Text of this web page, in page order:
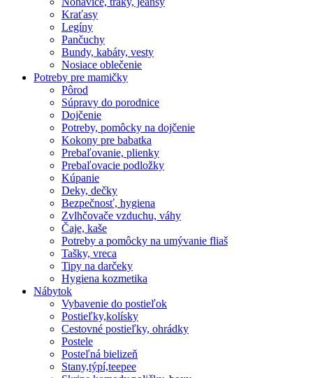
Kraťasy
Legíny
Pančuchy
Bundy, kabáty, vesty
Nosiace oblečenie
Potreby pre mamičky
Pôrod
Súpravy do porodnice
Dojčenie
Potreby, pomôcky na dojčenie
Kokony pre babatka
Prebaľovanie, plienky
Prebaľovacie podložky
Kúpanie
Deky, dečky
Bezpečnosť, hygiena
Zvlhčovače vzduchu, váhy
Čaje, kaše
Potreby a pomôcky na umývanie fliaš
Tašky, vreca
Tipy na darčeky
Hygiena kozmetika
Nábytok
Vybavenie do postieľok
Postieľky,kolísky
Cestovné postieľky, ohrádky
Postele
Posteľná bielizeň
Stany,týpí,teepee